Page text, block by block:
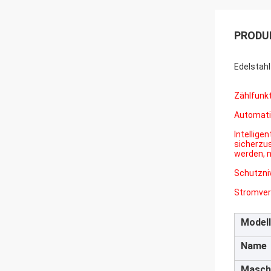
werden,
Name